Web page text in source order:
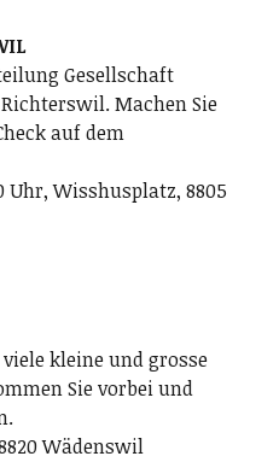
Gesellschaft
Machen Sie
auf dem
Uhr, Wisshusplatz, 8805
kleine und grosse
Sie vorbei und
Wädenswil